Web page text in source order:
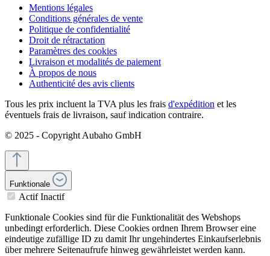
Mentions légales
Conditions générales de vente
Politique de confidentialité
Droit de rétractation
Paramètres des cookies
Livraison et modalités de paiement
À propos de nous
Authenticité des avis clients
Tous les prix incluent la TVA plus les frais d'expédition et les
éventuels frais de livraison, sauf indication contraire.
© 2025 - Copyright Aubaho GmbH
Funktionale
Actif Inactif
Funktionale Cookies sind für die Funktionalität des Webshops
unbedingt erforderlich. Diese Cookies ordnen Ihrem Browser eine
eindeutige zufällige ID zu damit Ihr ungehindertes Einkaufserlebnis
über mehrere Seitenaufrufe hinweg gewährleistet werden kann.